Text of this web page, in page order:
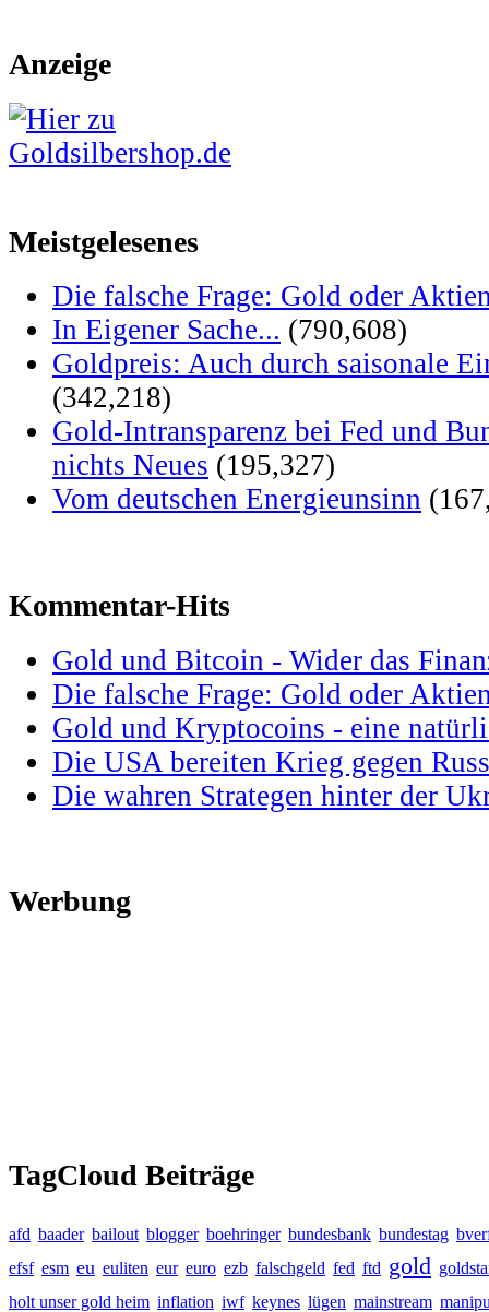
Anzeige
Meistgelesenes
Die falsche Frage: Gold oder
In Eigener Sache... (790,608)
Goldpreis: Auch durch saisonale
(342,218)
Gold-Intransparenz bei Fed und
nichts Neues (195,327)
Vom deutschen Energieunsinn
Kommentar-Hits
Gold und Bitcoin - Wider das
Die falsche Frage: Gold oder
Gold und Kryptocoins - eine
Die USA bereiten Krieg gegen
Die wahren Strategen hinter der
Werbung
TagCloud Beiträge
afd baader bailout blogger boehringer bundesbank bundestag
efsf esm eu euliten eur euro ezb falschgeld fed ftd gold
holt unser gold heim inflation iwf keynes lügen mainstream